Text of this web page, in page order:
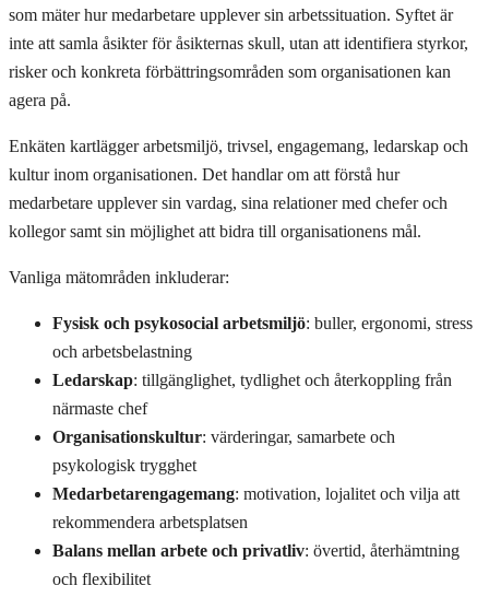
som mäter hur medarbetare upplever sin arbetssituation. Syftet är
inte att samla åsikter för åsikternas skull, utan att identifiera styrkor,
risker och konkreta förbättringsområden som organisationen kan
agera på.
Enkäten kartlägger arbetsmiljö, trivsel, engagemang, ledarskap och
kultur inom organisationen. Det handlar om att förstå hur
medarbetare upplever sin vardag, sina relationer med chefer och
kollegor samt sin möjlighet att bidra till organisationens mål.
Vanliga mätområden inkluderar:
Fysisk och psykosocial arbetsmiljö: buller, ergonomi, stress
och arbetsbelastning
Ledarskap: tillgänglighet, tydlighet och återkoppling från
närmaste chef
Organisationskultur: värderingar, samarbete och
psykologisk trygghet
Medarbetarengagemang: motivation, lojalitet och vilja att
rekommendera arbetsplatsen
Balans mellan arbete och privatliv: övertid, återhämtning
och flexibilitet